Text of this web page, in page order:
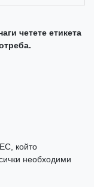
четете етикета
който
необходими